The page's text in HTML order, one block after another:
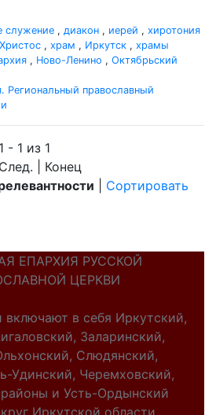
служение , диакон , иерей , хиротония
Христос , храм , Иркутск , храмы
, Ново-Ленино , Октябрьский
Региональный православный
- 1 из 1
| Конец
Сортировать
ЕПАРХИЯ РУССКОЙ
ЦЕРКВИ
включают в себя Иркутский,
Заларинский,
Слюдянский,
Удинский, Черемховский,
и Усть-Ордынский
Иркутской области.